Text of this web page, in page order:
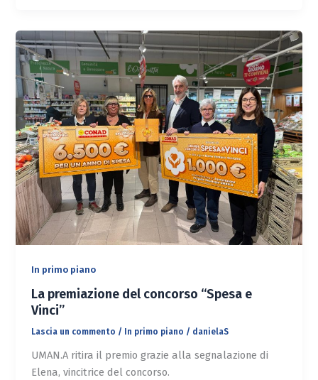
In primo piano
La premiazione del concorso “Spesa e
Vinci”
Lascia un commento / In primo piano / danielaS
UMAN.A ritira il premio grazie alla segnalazione di
Elena, vincitrice del concorso.